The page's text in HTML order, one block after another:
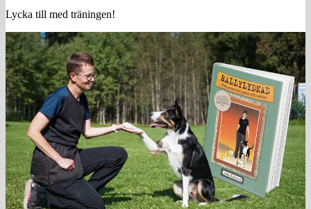
Lycka till med träningen!